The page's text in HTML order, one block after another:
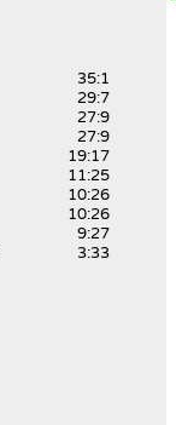
35:1
29:7
27:9
27:9
19:17
11:25
10:26
10:26
9:27
3:33